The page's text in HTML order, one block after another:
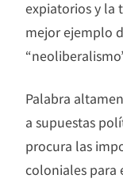
expiatorios y la
mejor ejemplo
Palabra
a supuestas
procura las
coloniales para